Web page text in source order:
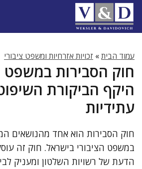
לדלג
לתוכן
עמוד הבית» זכויות אזרחיות ומשפט ציבורי
חוק הסבירות במשפט
היקף הביקורת
עתידיות
חוק הסבירות הוא אחד מהנושאים
במשפט הציבורי בישראל. חוק זה
הדעת של רשויות השלטון ומעניק